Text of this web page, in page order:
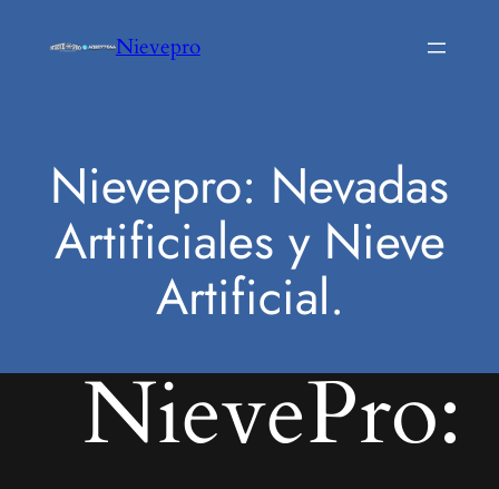
Nievepro
Nievepro: Nevadas
Artificiales y Nieve
Artificial.
NievePro: